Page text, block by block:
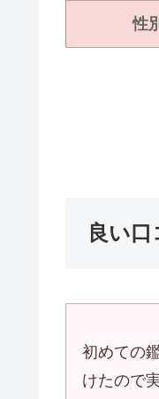
性
良い口
初めての
けたので